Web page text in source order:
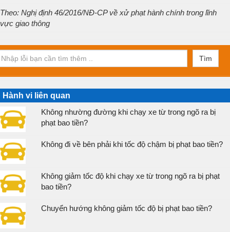
Theo: Nghị định 46/2016/NĐ-CP về xử phạt hành chính trong lĩnh
vực giao thông
Tìm
Hành vi liên quan
Không nhường đường khi chạy xe từ trong ngõ ra bị
phạt bao tiền?
Không đi về bên phải khi tốc độ chậm bị phạt bao tiền?
Không giảm tốc độ khi chạy xe từ trong ngõ ra bị phạt
bao tiền?
Chuyển hướng không giảm tốc độ bị phạt bao tiền?